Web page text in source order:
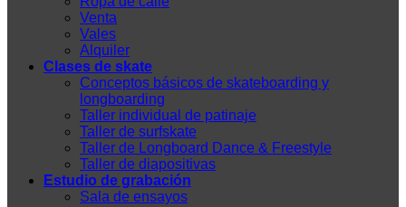
Venta
Vales
Alquiler
Clases de skate
Conceptos básicos de skateboarding y
longboarding
Taller individual de patinaje
Taller de surfskate
Taller de Longboard Dance & Freestyle
Taller de diapositivas
Estudio de grabación
Sala de ensayos